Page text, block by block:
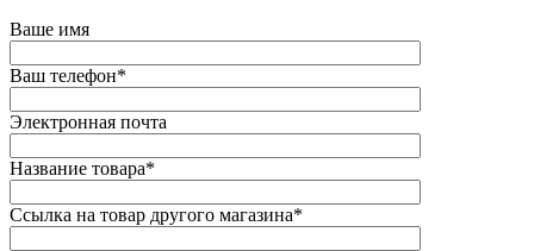
Ваше имя
Ваш телефон*
Электронная почта
Название товара*
Ссылка на товар другого магазина*